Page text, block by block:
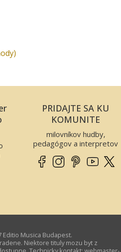
PRIDAJTE SA KU
KOMUNITE
milovníkov hudby,
pedagógov a interpretov
Editio Musica Budapest.
Niektore tituly mozu byt z